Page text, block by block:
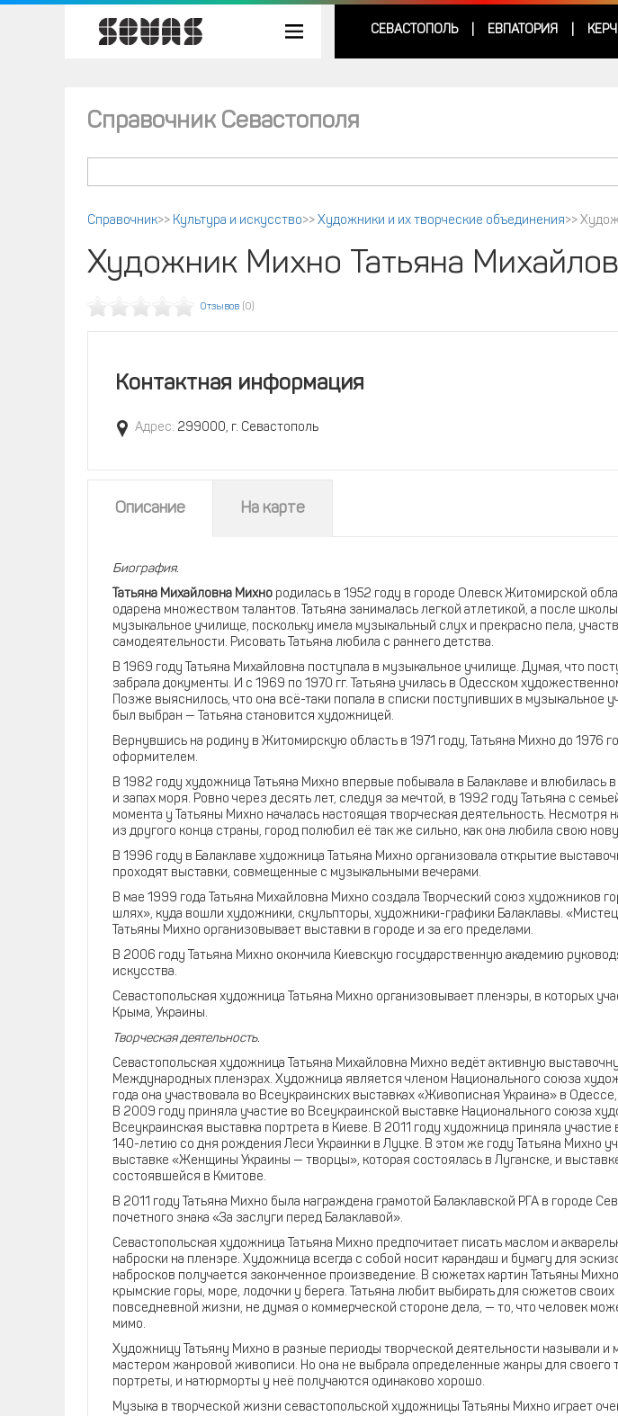
СЕВАСТОПОЛЬ ЕВПАТОРИЯ
Справочник Севастополя
Справочник>> Культура и искусство>> Художники и их творческие объединения>>
Художник Михно Татьяна
Отзывов (0)
Контактная информация
Адрес: 299000, г. Севастополь
Описание На карте
Биография.
Татьяна Михайловна Михно родилась в 1952 году в городе Олевск Житомирской
одарена множеством талантов. Татьяна занималась легкой атлетикой, а после
музыкальное училище, поскольку имела музыкальный слух и прекрасно пела,
самодеятельности. Рисовать Татьяна любила с раннего детства.
В 1969 году Татьяна Михайловна поступала в музыкальное училище. Думая, что
забрала документы. И с 1969 по 1970 гг. Татьяна училась в Одесском
Позже выяснилось, что она всё-таки попала в списки поступивших в музыкальное
был выбран — Татьяна становится художницей.
Вернувшись на родину в Житомирскую область в 1971 году, Татьяна Михно до 1976
оформителем.
В 1982 году художница Татьяна Михно впервые побывала в Балаклаве и влюбилась в
и запах моря. Ровно через десять лет, следуя за мечтой, в 1992 году Татьяна с
момента у Татьяны Михно началась настоящая творческая деятельность. Несмотря
из другого конца страны, город полюбил её так же сильно, как она любила свою
В 1996 году в Балаклаве художница Татьяна Михно организовала открытие
проходят выставки, совмещенные с музыкальными вечерами.
В мае 1999 года Татьяна Михайловна Михно создала Творческий союз художников
шлях», куда вошли художники, скульпторы, художники-графики Балаклавы.
Татьяны Михно организовывает выставки в городе и за его пределами.
В 2006 году Татьяна Михно окончила Киевскую государственную академию
искусства.
Севастопольская художница Татьяна Михно организовывает пленэры, в которых
Крыма, Украины.
Творческая деятельность.
Севастопольская художница Татьяна Михайловна Михно ведёт активную
Международных пленэрах. Художница является членом Национального союза
года она участвовала во Всеукраинских выставках «Живописная Украина» в
В 2009 году приняла участие во Всеукраинской выставке Национального союза
Всеукраинская выставка портрета в Киеве. В 2011 году художница приняла
140-летию со дня рождения Леси Украинки в Луцке. В этом же году Татьяна Михно
выставке «Женщины Украины — творцы», которая состоялась в Луганске, и
состоявшейся в Кмитове.
В 2011 году Татьяна Михно была награждена грамотой Балаклавской РГА в городе
почетного знака «За заслуги перед Балаклавой».
Севастопольская художница Татьяна Михно предпочитает писать маслом и
наброски на пленэре. Художница всегда с собой носит карандаш и бумагу для
набросков получается законченное произведение. В сюжетах картин Татьяны
крымские горы, море, лодочки у берега. Татьяна любит выбирать для сюжетов
повседневной жизни, не думая о коммерческой стороне дела, — то, что человек
мимо.
Художницу Татьяну Михно в разные периоды творческой деятельности называли и
мастером жанровой живописи. Но она не выбрала определенные жанры для своего
портреты, и натюрморты у неё получаются одинаково хорошо.
Музыка в творческой жизни севастопольской художницы Татьяны Михно играет